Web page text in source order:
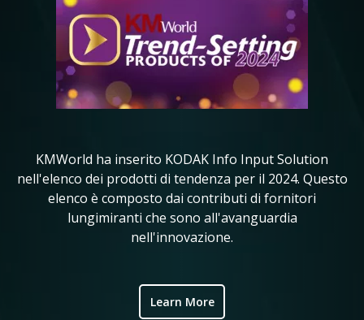
KMWorld ha inserito KODAK Info Input Solution
nell'elenco dei prodotti di tendenza per il 2024. Questo
elenco è composto dai contributi di fornitori
lungimiranti che sono all'avanguardia
nell'innovazione.
Learn More